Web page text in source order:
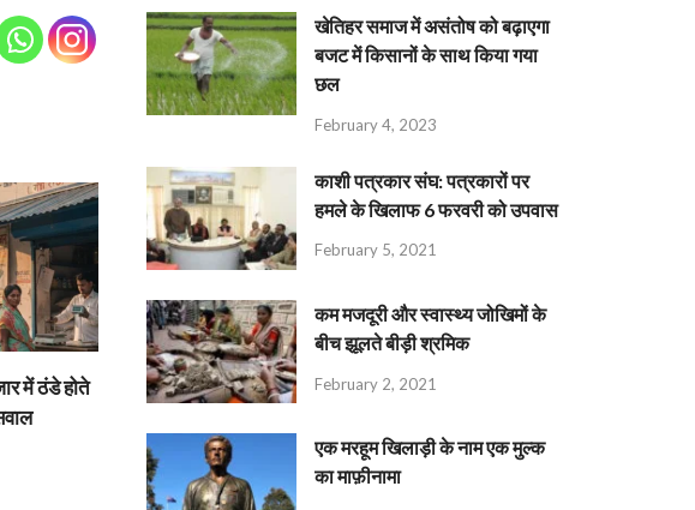
में ठंडे होते
खेतिहर समाज में असंतोष को बढ़ाएगा
बजट में किसानों के साथ किया गया
छल
February 4, 2023
काशी पत्रकार संघ: पत्रकारों पर
हमले के खिलाफ 6 फरवरी को उपवास
February 5, 2021
कम मजदूरी और स्वास्थ्य जोखिमों के
बीच झूलते बीड़ी श्रमिक
February 2, 2021
एक मरहूम खिलाड़ी के नाम एक मुल्क
का माफ़ीनामा